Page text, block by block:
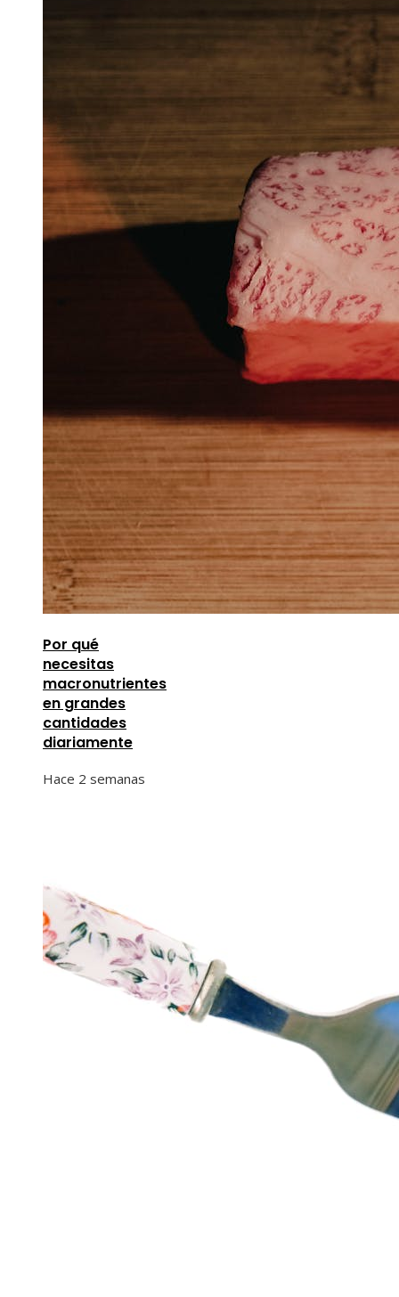
Por qué
necesitas
macronutrientes
en grandes
cantidades
diariamente
Hace 2 semanas